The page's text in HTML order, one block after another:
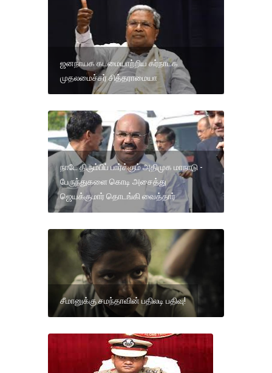
ஜனநாயக கடமையாற்றிய கர்நாடக
முதலமைச்சர் சித்தராமையா
நாடே திரும்பிப் பார்க்கும் அதிமுக மாநாடு -
பேருந்துகளை கொடி அசைத்து
ஜெயக்குமார் தொடங்கி வைத்தார்
சீமானுக்கு சமந்தாவின் பதிலடி பதிவு!